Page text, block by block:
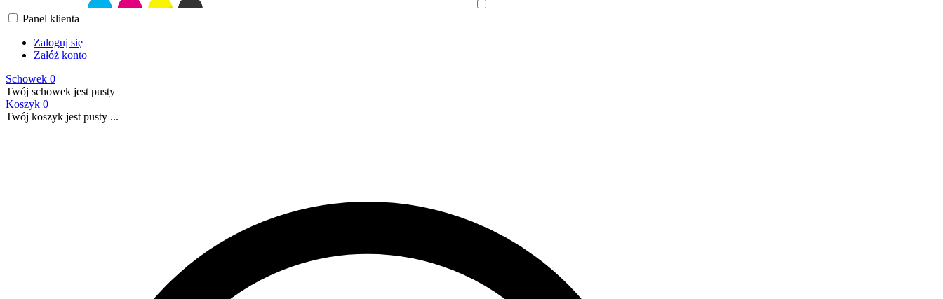
Panel klienta
Zaloguj się
Załóż konto
Schowek 0
Twój schowek jest pusty
Koszyk 0
Twój koszyk jest pusty ...